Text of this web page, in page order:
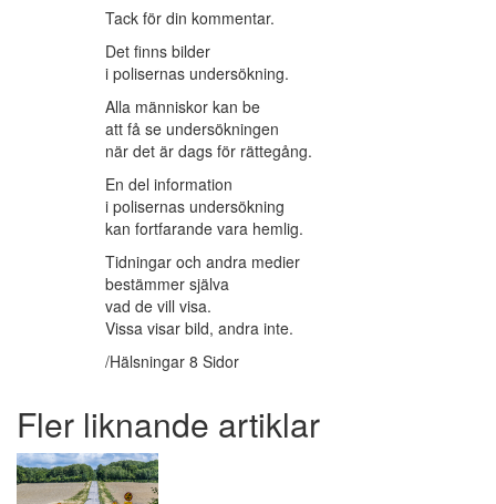
Tack för din kommentar.
Det finns bilder
i polisernas undersökning.
Alla människor kan be
att få se undersökningen
när det är dags för rättegång.
En del information
i polisernas undersökning
kan fortfarande vara hemlig.
Tidningar och andra medier
bestämmer själva
vad de vill visa.
Vissa visar bild, andra inte.
/Hälsningar 8 Sidor
Fler liknande artiklar